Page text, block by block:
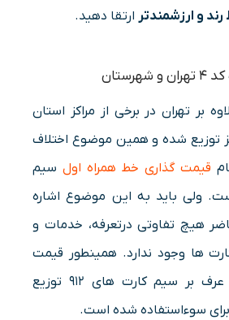
و ارزشمندترارتقا دهید.
کارت کد 4 علاوه بر تهران در برخی از مراکز استان
توزیع شده و همین موضوع اختلاف
قیمت گذاری خط همراه اولسیم
ولی باید به این موضوع اشاره
هیچ تفاوتی درتعرفه، خدمات و
ها وجود ندارد. همینطور قیمت
گذاری پایین تر از عرف بر سیم کارت های 912 توزیع
سوءاستفاده شده است.